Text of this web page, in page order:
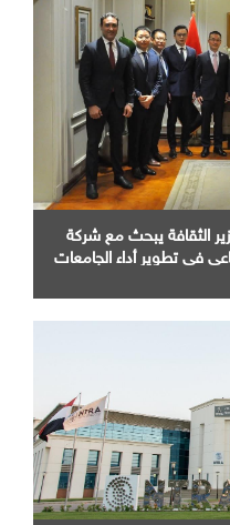
الثقافة يبحث مع شركة
في تطوير أداء الجامعات